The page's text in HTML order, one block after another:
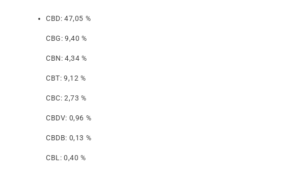
CBD: 47,05 %
CBG: 9,40 %
CBN: 4,34 %
CBT: 9,12 %
CBC: 2,73 %
CBDV: 0,96 %
CBDB: 0,13 %
CBL: 0,40 %